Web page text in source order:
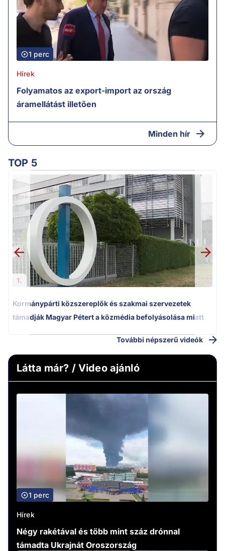
1 perc
Hírek
Folyamatos az export-import az ország
áramellátást illetően
Minden hír
TOP 5
1.
Kormánypárti közszereplők és szakmai szervezetek
támadják Magyar Pétert a közmédia befolyásolása miatt
További népszerű videók
Látta már? / Video ajánló
1 perc
Hírek
Négy rakétával és több mint száz drónnal
támadta Ukrajnát Oroszország